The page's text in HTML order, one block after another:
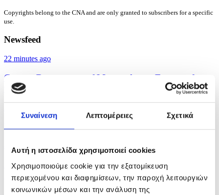
Συναίνεση Λεπτομέρειες Σχετικά
Αυτή η ιστοσελίδα χρησιμοποιεί cookies
Χρησιμοποιούμε cookie για την εξατομίκευση
περιεχομένου και διαφημίσεων, την παροχή λειτουργιών
κοινωνικών μέσων και την ανάλυση της
Copyrights belong to the CNA and are only granted to subscribers for a specific
use.
Newsfeed
22 minutes ago
Cyprus Department of Meteorology - Forecast for
the...
Public interest is the main goal, Cyprus President...
an hour ago
Apollon beat Brann and took advantage in
Conference...